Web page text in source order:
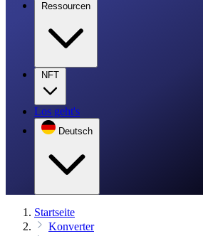
Ressourcen
NFT
Los geht's
Deutsch
Startseite
Konverter